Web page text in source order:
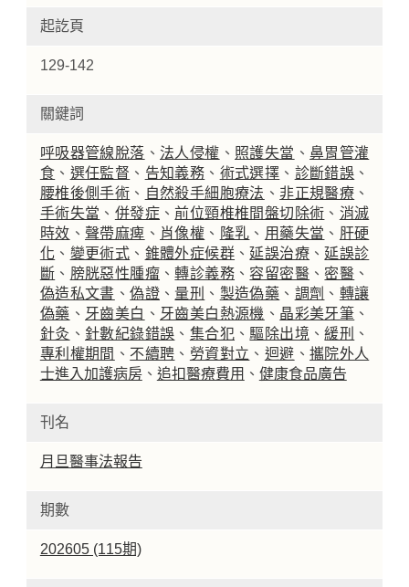
起訖頁
129-142
關鍵詞
呼吸器管線脫落 、 法人侵權 、 照護失當 、鼻胃管灌
食 、 選任監督 、 告知義務 、 術式選擇 、 診斷錯誤 、
腰椎後側手術 、 自然殺手細胞療法 、 非正規醫療 、
手術失當 、 併發症 、前位頸椎椎間盤切除術 、 消滅
時效 、 聲帶麻痺 、 肖像權 、 隆乳 、 用藥失當 、 肝硬
化 、 變更術式 、 錐體外症候群 、 延誤治療 、 延誤診
斷 、 膀胱惡性腫瘤 、轉診義務 、 容留密醫 、 密醫 、
偽造私文書 、偽證 、 量刑 、 製造偽藥 、 調劑 、 轉讓
偽藥 、 牙齒美白 、 牙齒美白熱源機 、 晶彩美牙筆 、
針灸 、 針數紀錄錯誤 、 集合犯 、 驅除出境 、緩刑 、
專利權期間 、 不續聘 、 勞資對立 、 迴避 、攜院外人
士進入加護病房、 追扣醫療費用 、 健康食品廣告
刊名
月旦醫事法報告
期數
202605 (115期)